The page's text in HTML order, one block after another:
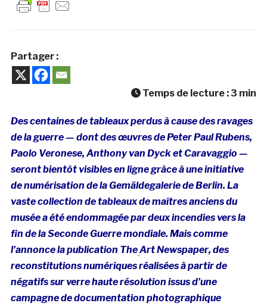
Partager :
Temps de lecture : 3 min
Des centaines de tableaux perdus à cause des ravages
de la guerre — dont des œuvres de Peter Paul Rubens,
Paolo Veronese, Anthony van Dyck et Caravaggio —
seront bientôt visibles en ligne grâce à une initiative
de numérisation de laGemäldegaleriede Berlin. La
vaste collection de tableaux de maîtres anciens du
musée a été endommagée par deux incendies vers la
fin de la Seconde Guerre mondiale. Mais comme
l’annonce la publication TheArt Newspaper, des
reconstitutions numériques réalisées à partir de
négatifs sur verre haute résolution issus d’une
campagne de documentation photographique